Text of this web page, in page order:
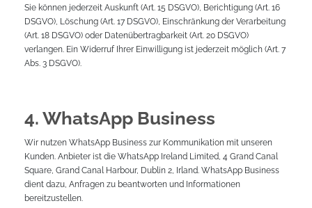
Sie können jederzeit Auskunft (Art. 15 DSGVO), Berichtigung (Art. 16
DSGVO), Löschung (Art. 17 DSGVO), Einschränkung der Verarbeitung
(Art. 18 DSGVO) oder Datenübertragbarkeit (Art. 20 DSGVO)
verlangen. Ein Widerruf Ihrer Einwilligung ist jederzeit möglich (Art. 7
Abs. 3 DSGVO).
4. WhatsApp Business
Wir nutzen WhatsApp Business zur Kommunikation mit unseren
Kunden. Anbieter ist die WhatsApp Ireland Limited, 4 Grand Canal
Square, Grand Canal Harbour, Dublin 2, Irland. WhatsApp Business
dient dazu, Anfragen zu beantworten und Informationen
bereitzustellen.